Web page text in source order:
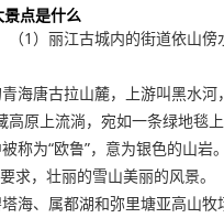
点是什么
1）丽江古城内的街道依山
海唐古拉山麓，上游叫黑水
原上流淌，宛如一条绿地毯
称为“欧鲁”，意为银色的山
求，壮丽的雪山美丽的风景。
海、属都湖和弥里塘亚高山